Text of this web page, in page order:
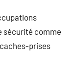
sécurité comme
prises